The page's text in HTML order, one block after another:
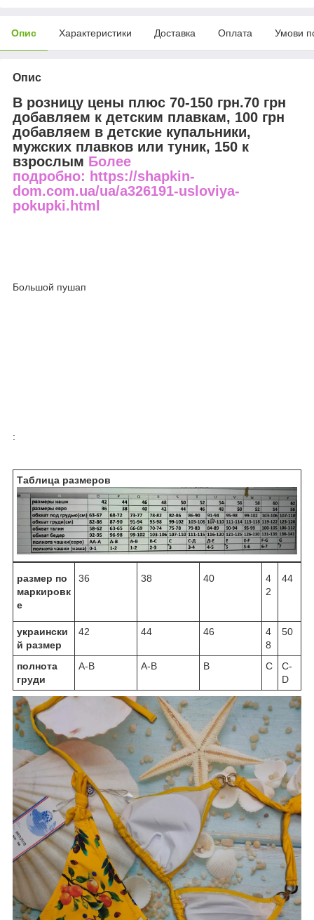
Опис Характеристики Доставка Оплата Умови
Опис
В розницу цены плюс 70-150 грн.70 грн
добавляем к детским плавкам, 100 грн
добавляем в детские купальники,
мужских плавков или туник, 150 к
взрослым Более
подробно: https://shapkin-
dom.com.ua/ua/a326191-usloviya-
pokupki.html
Большой пушап
:
Таблица размеров
размер по
маркировк
е
36 38 40
4
2
44
украински
й размер
42 44 46
4
8
50
полнота
груди
A-B A-B B C
C-
D